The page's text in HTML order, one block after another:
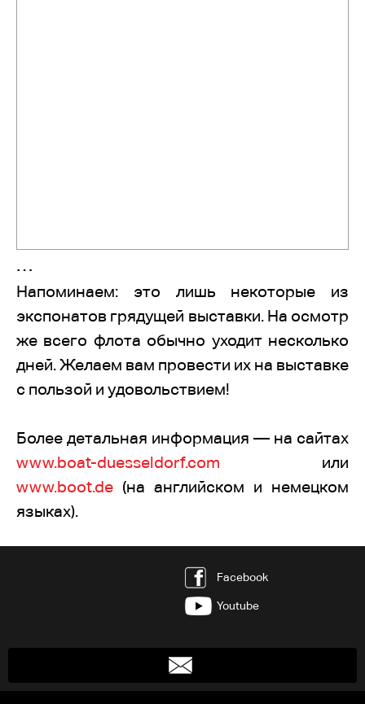
…
Напоминаем: это лишь некоторые из
экспонатов грядущей выставки. На осмотр
же всего флота обычно уходит несколько
дней. Желаем вам провести их на выставке
с пользой и удовольствием!
Более детальная информация — на сайтах
www.boat-duesseldorf.com или
www.boot.de (на английском и немецком
языках).
Facebook
Youtube